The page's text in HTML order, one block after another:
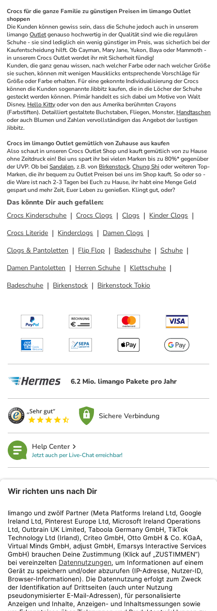
Crocs für die ganze Familie zu günstigen Preisen im limango Outlet
shoppen
Die Kunden können gewiss sein, dass die Schuhe jedoch auch in unserem
limango Outlet genauso hochwertig in der Qualität sind wie die regulären
Schuhe - sie sind lediglich ein wenig günstiger im Preis, was sicherlich bei der
Kaufentscheidung hilft. Ob Cayman, Mary Jane, Yukon, Baya oder Mammoth -
in unserem Crocs Outlet werdet ihr mit Sicherheit fündig!
Kunden, die ganz genau wissen, nach welcher Farbe oder nach welcher Größe
sie suchen, können mit wenigen Mausklicks entsprechende Vorschläge für
Größe oder Farbe erhalten. Für eine gekonnte Individualisierung der Crocs
können die Kunden sogenannte Jibbitz kaufen, die in die Löcher der Schuhe
gesteckt werden können. Primär handelt es sich dabei um Motive von Walt
Disney, Hello Kitty oder von den aus Amerika berühmten Crayons
(Farbstiften). Detailliert gestaltete Buchstaben, Fliegen, Monster, Handtaschen
oder auch Blumen und Zahlen vervollständigen das Angebot der lustigen
Jibbitz.
Crocs im limango Outlet gemütlich von Zuhause aus kaufen
Also schaut in unseren Crocs Outlet Shop und kauft gemütlich von zu Hause
ohne Zeitdruck ein! Bei uns spart ihr bei vielen Marken bis zu 80%* gegenüber
der UVP. Ob bei Sandalen, z.B. von Birkenstock, Chung Shi oder weiteren Top-
Marken, die ihr bequem zu Outlet Preisen bei uns im Shop kauft. So oder so -
die Ware ist nach 2-3 Tagen bei Euch zu Hause, ihr habt eine Menge Geld
gespart und mehr Zeit, Euer Leben zu genießen. Klingt gut, oder?
Das könnte Dir auch gefallen:
Crocs Kinderschuhe
Crocs Clogs Clogs
Kinder Clogs
Crocs Literide
Kinderclogs
Damen Clogs
Clogs & Pantoletten
Flip Flop Badeschuhe
Schuhe
Damen Pantoletten
Herren Schuhe
Klettschuhe
Badeschuhe
Birkenstock Birkenstock Tokio
6.2 Mio. limango Pakete pro Jahr
Sichere Verbindung
Help Center
Jetzt auch per Live-Chat erreichbar!
Kundenservice
Shop
Aktionen
Travel